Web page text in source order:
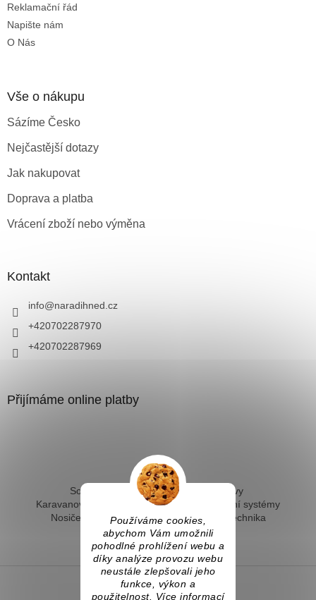
Používáme cookies,
abychom Vám umožnili
pohodlné prohlížení webu a
díky analýze provozu webu
neustále zlepšovali jeho
funkce, výkon a
použitelnost. Více informací
Reklamační řád
Napište nám
O Nás
Vše o nákupu
Sázíme Česko
Nejčastější dotazy
Jak nakupovat
Doprava a platba
Vrácení zboží nebo výměna
Kontakt
info@naradihned.cz
+420702287970
+420702287969
Přijímáme online platby
Solární ohřev vody - kompletní sestavy
Karavanové solární systémy
Ostrovní solární systémy
Nosiče kol na tažné
Hevery a dílenská technika
Fotovoltaický ohřev vody